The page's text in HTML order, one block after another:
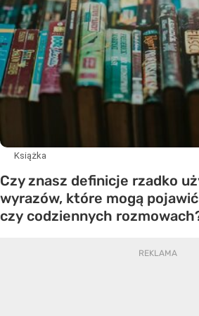
Książka
Czy znasz definicje rzadko
wyrazów, które mogą
czy codziennych